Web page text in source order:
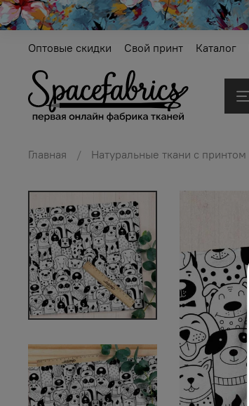
Оптовые скидки Свой принт Каталог
Главная Натуральные ткани с принтом